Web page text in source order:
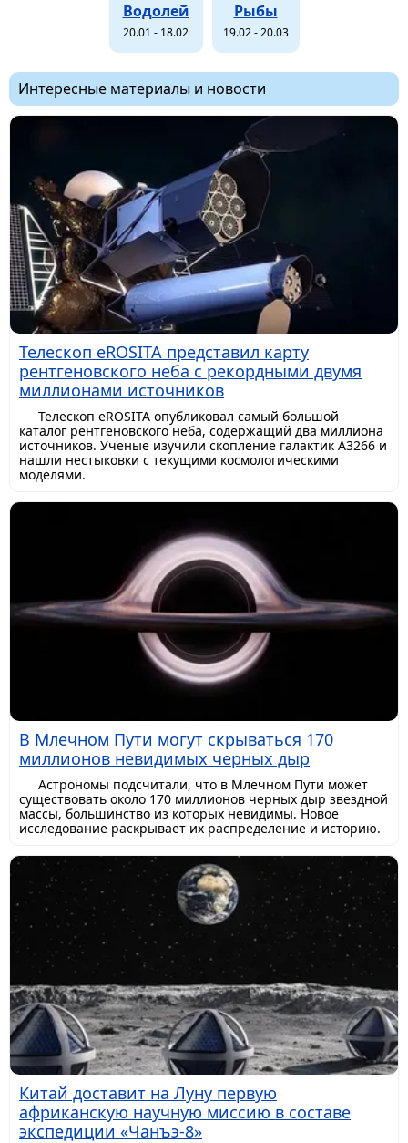
Водолей
20.01 - 18.02
Рыбы
19.02 - 20.03
Интересные материалы и новости
Телескоп eROSITA представил карту
рентгеновского неба с рекордными двумя
миллионами источников
Телескоп eROSITA опубликовал самый большой
каталог рентгеновского неба, содержащий два миллиона
источников. Ученые изучили скопление галактик A3266 и
нашли нестыковки с текущими космологическими
моделями.
В Млечном Пути могут скрываться 170
миллионов невидимых черных дыр
Астрономы подсчитали, что в Млечном Пути может
существовать около 170 миллионов черных дыр звездной
массы, большинство из которых невидимы. Новое
исследование раскрывает их распределение и историю.
Китай доставит на Луну первую
африканскую научную миссию в составе
экспедиции «Чанъэ-8»